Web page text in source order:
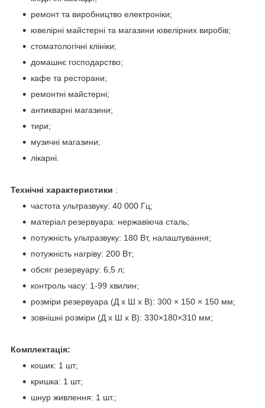
ремонт та виробництво електроніки;
ювелірні майстерні та магазини ювелірних виробів;
стоматологічні клініки;
домашнє господарство;
кафе та ресторани;
ремонтні майстерні;
антикварні магазини;
тири;
музичні магазини;
лікарні.
Технічні характеристики :
частота ультразвуку: 40 000 Гц;
матеріал резервуара: нержавіюча сталь;
потужність ультразвуку: 180 Вт, налаштування;
потужність нагріву: 200 Вт;
обсяг резервуару: 6,5 л;
контроль часу: 1-99 хвилин;
розміри резервуара (Д х Ш х В): 300 × 150 × 150 мм;
зовнішні розміри (Д х Ш х В): 330×180×310 мм;
Комплектація:
кошик: 1 шт;
кришка: 1 шт;
шнур живлення: 1 шт.;